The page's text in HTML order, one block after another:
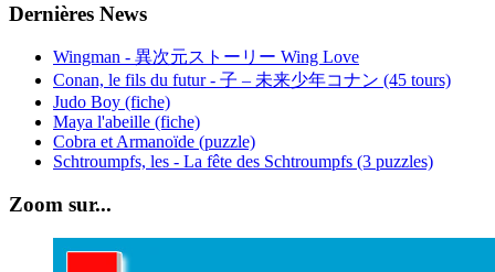
Dernières News
Wingman - 異次元ストーリー Wing Love
Conan, le fils du futur - 子 – 未来少年コナン (45 tours)
Judo Boy (fiche)
Maya l'abeille (fiche)
Cobra et Armanoïde (puzzle)
Schtroumpfs, les - La fête des Schtroumpfs (3 puzzles)
Zoom sur...